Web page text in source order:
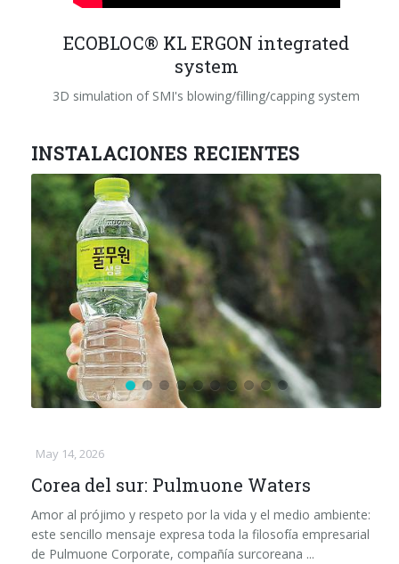
ECOBLOC® KL ERGON integrated
system
3D simulation of SMI's blowing/filling/capping system
INSTALACIONES RECIENTES
May 14, 2026
Corea del sur: Pulmuone Waters
Amor al prójimo y respeto por la vida y el medio ambiente:
este sencillo mensaje expresa toda la filosofía empresarial
de Pulmuone Corporate, compañía surcoreana ...